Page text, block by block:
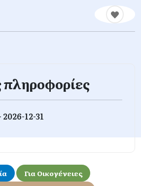
12-31
Για Οικογένειες